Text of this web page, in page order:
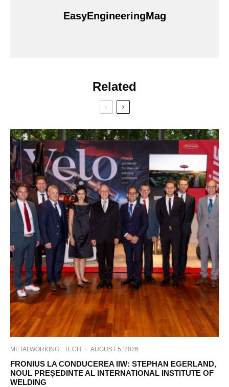
EasyEngineeringMag
Related
METALWORKING TECH · AUGUST 5, 2026
FRONIUS LA CONDUCEREA IIW: STEPHAN EGERLAND,
NOUL PREȘEDINTE AL INTERNATIONAL INSTITUTE OF
WELDING